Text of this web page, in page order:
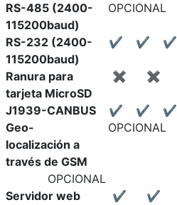
RS-485 (2400-
115200baud)
OPCIONAL
RS-232 (2400-
115200baud)
✔ ✔ ✔
Ranura para
tarjeta MicroSD
✖ ✖
J1939-CANBUS ✔ ✔ ✔
Geo-
localización a
través de GSM
OPCIONAL
OPCIONAL
Servidor web
✔ ✔